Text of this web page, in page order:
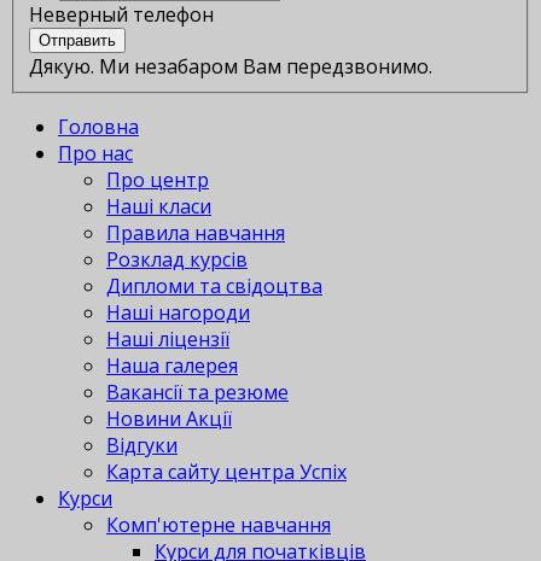
Неверный телефон
Дякую. Ми незабаром Вам передзвонимо.
Головна
Про нас
Про центр
Наші класи
Правила навчання
Розклад курсів
Дипломи та свідоцтва
Наші нагороди
Наші ліцензії
Наша галерея
Вакансії та резюме
Новини Акції
Відгуки
Карта сайту центра Успіх
Курси
Комп'ютерне навчання
Курси для початківців